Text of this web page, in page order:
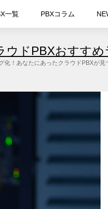
ウドPBXおすす
！あなたにあったクラウドPBXが見
一覧 PBXコラム